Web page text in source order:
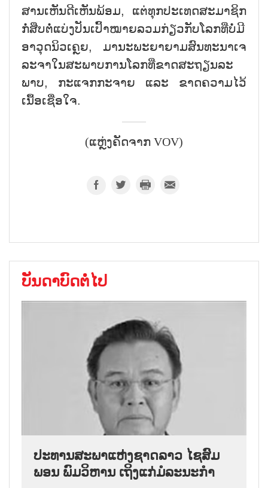
ສານ​ເຫັນ​ດີເຫັນພ້ອມ, ແຕ່​ທຸກ​ປະ​ເທດ​ສະ​ມາ​ຊິກ
ກໍ່​ສືບ​ຕໍ່​ແບ່ງ​ປັນ​ເປົ້າ​ໝາຍ​ລວມ​ກ່ຽວ​ກັບ​ໂລກທີ່ບໍ່​ມີ​
ອາ​ວຸດ​ນິວ​ເຄຼຍ, ມາ​ນະ​ພະ​ຍາ​ຍາມ​ສົນທະນາເຈ​
ລະ​ຈາ​ໃນ​ສະ​ພາບ​ການ​ໂລກ​ທີ່​ຂາດ​ສ​ະ​ຖຽນ​ລະ​
ພາບ, ກະ​ແຈກ​ກະ​ຈາຍ ແລະ ຂາດ​ຄວາມ​ໄວ້​
ເນື້ອ​ເຊື​່ອ​ໃຈ.
(ແຫຼ່ງຄັດຈາກ VOV)
ບັນດາບົດຕໍ່ໄປ
ປະທານສະພາແຫ່ງຊາດລາວ ໄຊສົມ
ພອນ ພົມວິຫານ ເຖິງແກ່ມໍລະນະກຳ